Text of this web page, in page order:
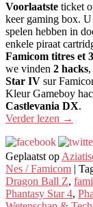
Voorlaatste ticket
keer gaming box.
spelen hebben in
enkele piraat
Famicom titres et
we vinden 2 hacks
Star IV sur
Kleur Gameboy
Castlevania DX.
Verder lezen →
Geplaatst op
Nes / Famicom |
Dragon Ball Z,
Phantasy Star 4,